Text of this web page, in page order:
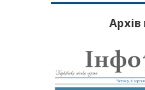
Архів